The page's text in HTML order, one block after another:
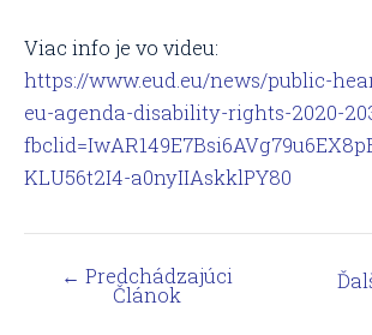
Viac info je vo videu:
https://www.eud.eu/news/public-
eu-agenda-disability-rights-2020-
KLU56t2I4-a0nyIIAskklPY80
← Predchádzajúci
Článok